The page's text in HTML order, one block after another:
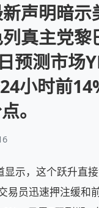
声明暗示
真主党黎
预测市场
小时前
。
示，这个跃升直
易员迅速押注缓和